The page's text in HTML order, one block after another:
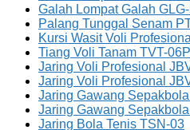
Galah Lompat Galah
Palang Tunggal Senam
Kursi Wasit Voli
Tiang Voli Tanam TVT-06P
Jaring Voli Profesional
Jaring Voli Profesional
Jaring Gawang
Jaring Gawang
Jaring Bola Tenis TSN-03